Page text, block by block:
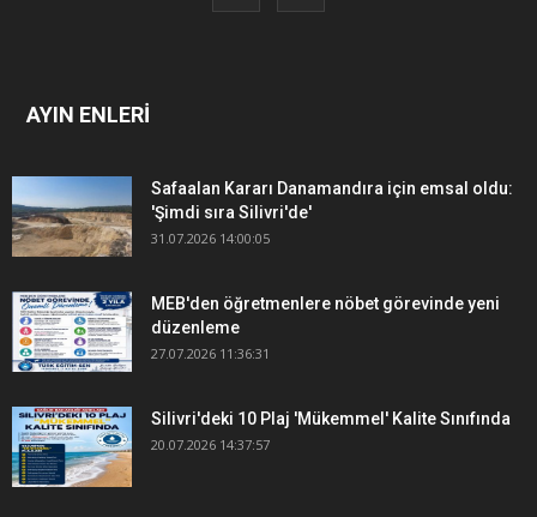
AYIN ENLERİ
Safaalan Kararı Danamandıra için emsal oldu:
'Şimdi sıra Silivri'de'
31.07.2026 14:00:05
MEB'den öğretmenlere nöbet görevinde yeni
düzenleme
27.07.2026 11:36:31
Silivri'deki 10 Plaj 'Mükemmel' Kalite Sınıfında
20.07.2026 14:37:57